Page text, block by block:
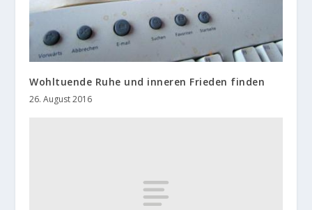
Wohltuende Ruhe und inneren Frieden finden
26. August 2016